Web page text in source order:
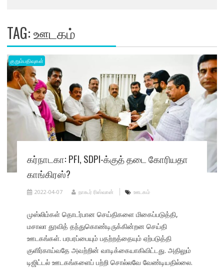
TAG:ஊடகம்
குறும்பதிவுகள்
கர்நாடகா: PFI, SDPI-க்குத் தடை கோரியதா
காங்கிரஸ்?
2022-04-07 நாகூர் ரிஸ்வான் ஊடகம்
முஸ்லிம்கள் தொடர்பான செய்திகளை மிகைப்படுத்தி,
மசாலா தூவித் தந்துகொண்டிருக்கின்றன செய்தி
ஊடகங்கள். பரபரப்பையும் பதற்றத்தையும் ஏற்படுத்தி
குளிர்காய்வதே அவற்றின் வாடிக்கையாகிவிட்டது. அதிலும்
டிஜிட்டல் ஊடகங்களைப் பற்றி சொல்லவே வேண்டியதில்லை.